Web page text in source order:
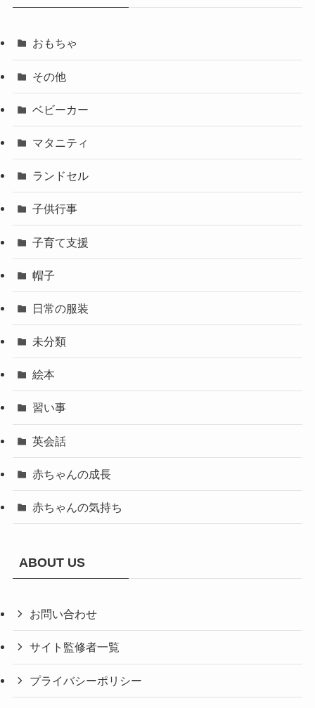
おもちゃ
その他
ベビーカー
マタニティ
ランドセル
子供行事
子育て支援
帽子
日常の服装
未分類
絵本
習い事
英会話
赤ちゃんの成長
赤ちゃんの気持ち
ABOUT US
お問い合わせ
サイト監修者一覧
プライバシーポリシー